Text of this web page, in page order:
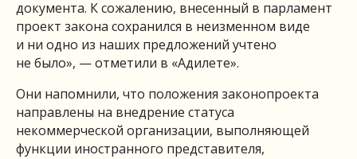
документа. К сожалению, внесенный в парламент
проект закона сохранился в неизменном виде
и ни одно из наших предложений учтено
не было», — отметили в «Адилете».
Они напомнили, что положения законопроекта
направлены на внедрение статуса
некоммерческой организации, выполняющей
функции иностранного представителя,